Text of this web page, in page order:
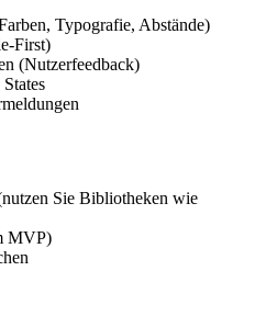
Typografie, Abstände)
First)
(Nutzerfeedback)
Sie Bibliotheken wie
MVP)